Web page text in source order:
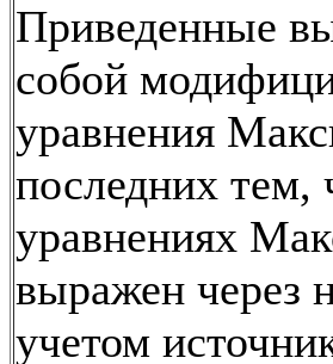
Приведенные
собой
уравнения
последних тем,
уравнениях
выражен через
учетом